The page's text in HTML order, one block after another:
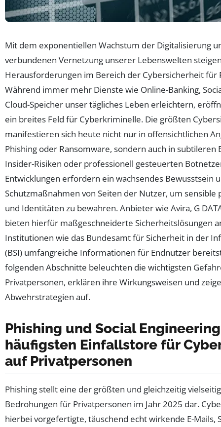
Mit dem exponentiellen Wachstum der Digitalisierung
verbundenen Vernetzung unserer Lebenswelten
Herausforderungen im Bereich der Cybersicherheit für
Während immer mehr Dienste wie Online-Banking,
Cloud-Speicher unser tägliches Leben erleichtern,
ein breites Feld für Cyberkriminelle. Die größten
manifestieren sich heute nicht nur in offensichtlichen
Phishing oder Ransomware, sondern auch in subtileren
Insider-Risiken oder professionell gesteuerten
Entwicklungen erfordern ein wachsendes Bewusstsein
Schutzmaßnahmen von Seiten der Nutzer, um sensible
und Identitäten zu bewahren. Anbieter wie Avira, G
bieten hierfür maßgeschneiderte Sicherheitslösungen
Institutionen wie das Bundesamt für Sicherheit in der
(BSI) umfangreiche Informationen für Endnutzer
folgenden Abschnitte beleuchten die wichtigsten
Privatpersonen, erklären ihre Wirkungsweisen und
Abwehrstrategien auf.
Phishing und Social
häufigsten Einfallstore für
auf Privatpersonen
Phishing stellt eine der größten und gleichzeitig
Bedrohungen für Privatpersonen im Jahr 2025 dar.
hierbei vorgefertigte, täuschend echt wirkende E-Mails,